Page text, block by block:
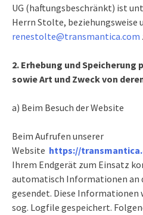
UG (haftungsbeschränkt) ist
Herrn Stolte, beziehungsweise
renestolte@transmantica.com
2. Erhebung und
sowie Art und Zweck von
a) Beim Besuch der Website
Beim Aufrufen unserer
Website https://
Ihrem Endgerät zum Einsatz
automatisch Informationen an
gesendet. Diese Informationen
sog. Logfile gespeichert.